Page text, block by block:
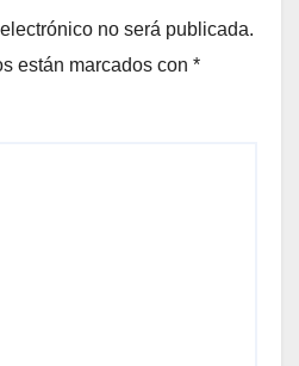
no será publicada.
están marcados con *